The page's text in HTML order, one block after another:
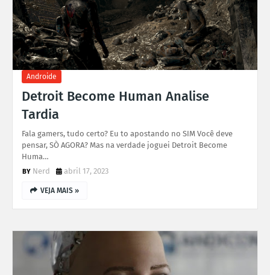
Androide
Detroit Become Human Analise
Tardia
Fala gamers, tudo certo? Eu to apostando no SIM Você deve
pensar, SÒ AGORA? Mas na verdade joguei Detroit Become
Huma…
Nerd
abril 17, 2023
VEJA MAIS »